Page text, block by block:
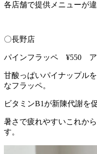
各店舗で提供メニューが
〇長野店
パインフラッペ ¥550 ア
甘酸っぱいパイナップル
なフラッペ。
ビタミンB1が新陳代謝を
暑さで疲れやすいこれか
す。